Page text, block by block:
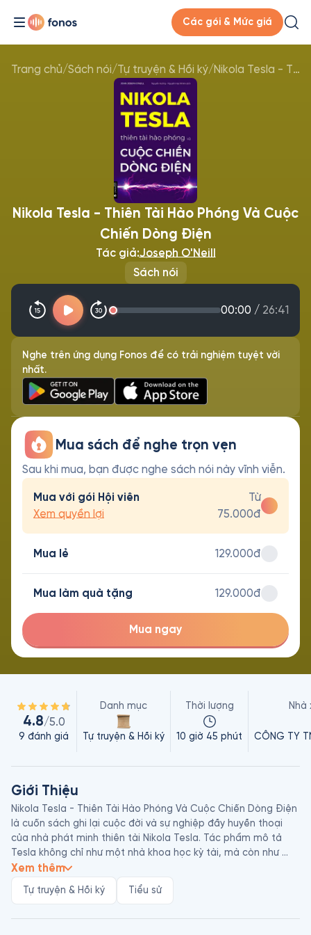
Các gói & Mức giá
Trang chủ/Sách nói/Tự truyện & Hồi ký/ Nikola Tesla - Thiên Tài Hào Phóng Và Cuộc Chiến Dòng Điện
Sách nói
Nikola Tesla - Thiên Tài Hào Phóng Và Cuộc
Chiến Dòng Điện
Tác giả:Joseph O'Neill
00:00 / 26:41
Nghe trên ứng dụng Fonos để có trải nghiệm tuyệt vời
nhất.
Mua sách để nghe trọn vẹn
Sau khi mua, bạn được nghe sách nói này vĩnh viễn.
Mua với gói Hội viên
Xem quyền lợi
Từ
75.000đ
Mua lẻ 129.000đ
Mua làm quà tặng 129.000đ
Mua ngay
4.8/5.0
9 đánh giá
Danh mục
Tự truyện & Hồi ký
Thời lượng
10 giờ 45 phút
Nhà
CÔNG TY
Giới Thiệu
Nikola Tesla - Thiên Tài Hào Phóng Và Cuộc Chiến Dòng Điện
là cuốn sách ghi lại cuộc đời và sự nghiệp đầy huyền thoại
của nhà phát minh thiên tài Nikola Tesla. Tác phẩm mô tả
Tesla không chỉ như một nhà khoa học kỳ tài, mà còn như
một nhân cách đặc biệt, sống giữa biên giới của thiên tài và
sự lập dị. John Joseph O'Neill – vốn là một nhà báo đồng thời
cũng là bạn thân của Tesla – đã khắc họa chân dung Tesla
Xem thêm
Tự truyện & Hồi ký Tiểu sử